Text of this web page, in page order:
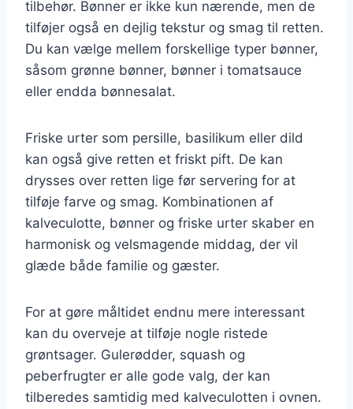
tilbehør. Bønner er ikke kun nærende, men de
tilføjer også en dejlig tekstur og smag til retten.
Du kan vælge mellem forskellige typer bønner,
såsom grønne bønner, bønner i tomatsauce
eller endda bønnesalat.
Friske urter som persille, basilikum eller dild
kan også give retten et friskt pift. De kan
drysses over retten lige før servering for at
tilføje farve og smag. Kombinationen af
kalveculotte, bønner og friske urter skaber en
harmonisk og velsmagende middag, der vil
glæde både familie og gæster.
For at gøre måltidet endnu mere interessant
kan du overveje at tilføje nogle ristede
grøntsager. Gulerødder, squash og
peberfrugter er alle gode valg, der kan
tilberedes samtidig med kalveculotten i ovnen.